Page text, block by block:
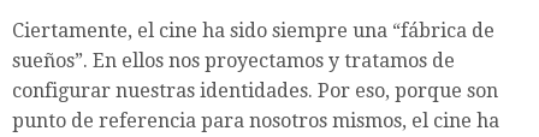
Ciertamente, el cine ha sido siempre una “fábrica de
sueños”. En ellos nos proyectamos y tratamos de
configurar nuestras identidades. Por eso, porque son
punto de referencia para nosotros mismos, el cine ha